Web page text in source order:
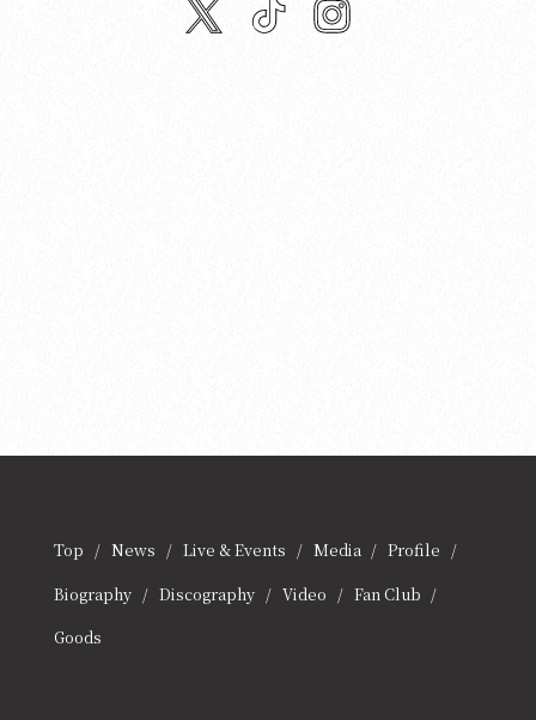
Top News Live & Events Media
Profile
Biography
Discography Video
Fan Club
Goods